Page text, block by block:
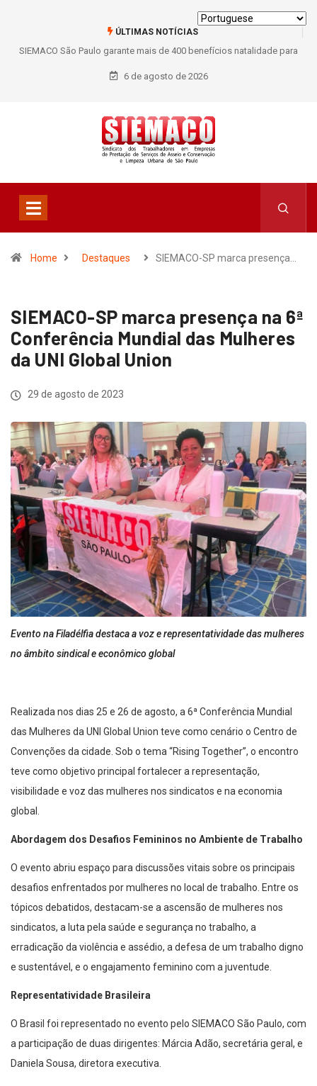
ÚLTIMAS NOTÍCIAS
SIEMACO São Paulo garante mais de 400 benefícios natalidade para
trabalhadores do Asseio em 2026
6 de agosto de 2026
Home Destaques SIEMACO-SP marca presença…
SIEMACO-SP marca presença na 6ª
Conferência Mundial das Mulheres
da UNI Global Union
29 de agosto de 2023
Evento na Filadélfia destaca a voz e representatividade das mulheres
no âmbito sindical e econômico global
Realizada nos dias 25 e 26 de agosto, a 6ª Conferência Mundial
das Mulheres da UNI Global Union teve como cenário o Centro de
Convenções da cidade. Sob o tema “Rising Together”, o encontro
teve como objetivo principal fortalecer a representação,
visibilidade e voz das mulheres nos sindicatos e na economia
global.
Abordagem dos Desafios Femininos no Ambiente de Trabalho
O evento abriu espaço para discussões vitais sobre os principais
desafios enfrentados por mulheres no local de trabalho. Entre os
tópicos debatidos, destacam-se a ascensão de mulheres nos
sindicatos, a luta pela saúde e segurança no trabalho, a
erradicação da violência e assédio, a defesa de um trabalho digno
e sustentável, e o engajamento feminino com a juventude.
Representatividade Brasileira
O Brasil foi representado no evento pelo SIEMACO São Paulo, com
a participação de duas dirigentes: Márcia Adão, secretária geral, e
Daniela Sousa, diretora executiva.